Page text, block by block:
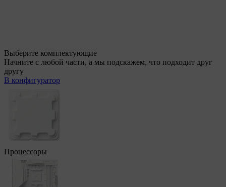
Выберите комплектующие
Начните с любой части, а мы подскажем, что подходит друг
другу
В конфигуратор
Процессоры